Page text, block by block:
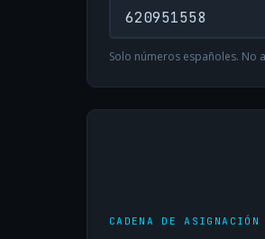
Solo números españoles. No
CADENA DE ASIGNACIÓN